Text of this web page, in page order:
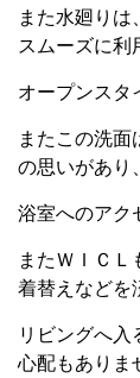
また水廻りは
スムーズに利
オープンスタ
またこの洗面
の思いがあり
浴室へのアク
またＷＩＣＬ
着替えなどを
リビングへ入
心配もありま